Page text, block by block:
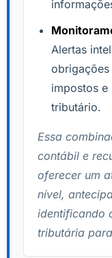
Alertas
obrigações
impostos e
tributário.
Essa
contábil e
oferecer um
nível,
identificando
tributária